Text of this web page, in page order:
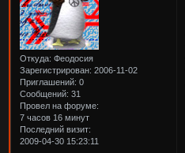
Откуда: Феодосия
Зарегистрирован: 2006-11-02
Приглашений: 0
Сообщений: 31
Провел на форуме:
7 часов 16 минут
Последний визит:
2009-04-30 15:23:11